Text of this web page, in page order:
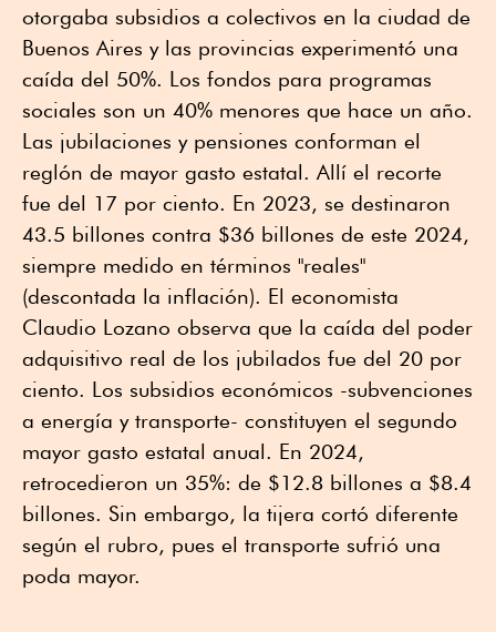
otorgaba subsidios a colectivos en la ciudad de
Buenos Aires y las provincias experimentó una
caída del 50%. Los fondos para programas
sociales son un 40% menores que hace un año.
Las jubilaciones y pensiones conforman el
reglón de mayor gasto estatal. Allí el recorte
fue del 17 por ciento. En 2023, se destinaron
43.5 billones contra $36 billones de este 2024,
siempre medido en términos "reales"
(descontada la inflación). El economista
Claudio Lozano observa que la caída del poder
adquisitivo real de los jubilados fue del 20 por
ciento. Los subsidios económicos -subvenciones
a energía y transporte- constituyen el segundo
mayor gasto estatal anual. En 2024,
retrocedieron un 35%: de $12.8 billones a $8.4
billones. Sin embargo, la tijera cortó diferente
según el rubro, pues el transporte sufrió una
poda mayor.